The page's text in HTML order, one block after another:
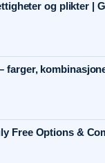
og plikter |
farger,
Free Options &